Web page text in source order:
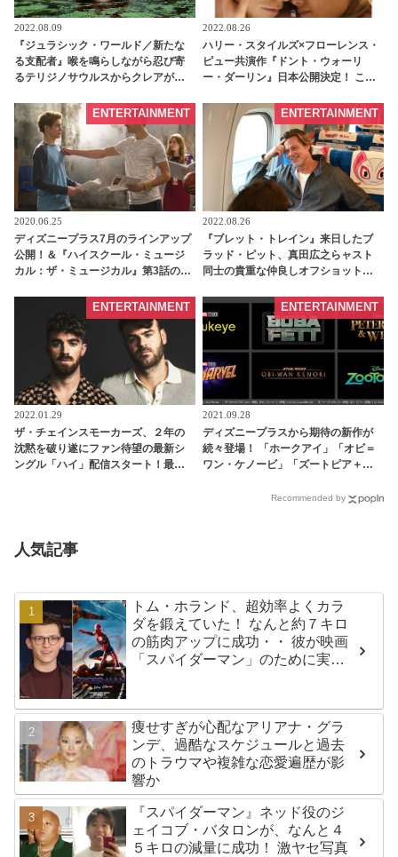
2022.08.09
『ジュラシック・ワールド／新たな
る支配者』喉を鳴らしながら忍び寄
るテリジノサウルスからクレアが逃
tvgroove
2022.08.26
ハリー・スタイルズ×フローレンス・
ピュー共演作『ドント・ウォーリ
ー・ダーリン』日本公開決定！ ここ
な日常が【混沌の世界】へと変貌し
ていく日本版予告編が解禁 -
tvgroove
2020.06.25
ディズニープラス7月のラインアップ
公開！＆『ハイスクール・ミュージ
カル：ザ・ミュージカル』第3話のあ
ENTERTAINMENT
2022.08.26
『ブレット・トレイン』来日したブ
ラッド・ピット、真田広之らャスト
同士の貴重な仲良しオフショットが
ENTERTAINMENT
2022.01.29
ザ・チェインスモーカーズ、２年の
沈黙を破り遂にファン待望の最新シ
ングル「ハイ」配信スタート！最新
ENTERTAINMENT
2021.09.28
ディズニープラスから期待の新作が
続々登場！ 「ホークアイ」「オビ＝
ワン・ケノービ」「ズートピア＋」
ォーキング・デッド」・・新ブラン
ENTERTAINMENT
Recommended by
人気記事
トム・ホランド、超効率よくカラ
ダを鍛えていた！ なんと約７キロ
の筋肉アップに成功・・ 彼が映画
「スパイダーマン」のために実践
痩せすぎが心配なアリアナ・グラ
ンデ、過酷なスケジュールと過去
のトラウマや複雑な恋愛遍歴が影
響か
『スパイダーマン』ネッド役のジ
ェイコブ・バタロンが、なんと４
５キロの減量に成功！ 激ヤセ写真